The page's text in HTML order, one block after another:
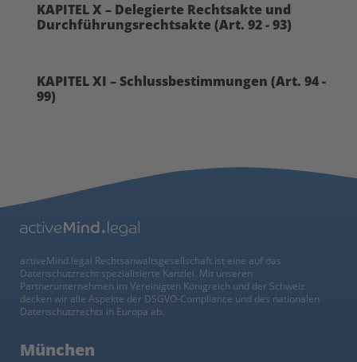
KAPITEL X – Delegierte Rechtsakte und
Durchführungsrechtsakte (Art. 92 - 93)
KAPITEL XI – Schlussbestimmungen (Art. 94 -
99)
activeMind.legal Rechtsanwaltsgesellschaft ist eine auf das
Datenschutzrecht spezialisierte Kanzlei. Mit unseren
Partnerunternehmen im Vereinigten Königreich und der Schweiz
decken wir alle Aspekte der DSGVO-Compliance und des nationalen
Datenschutzrechts in Europa ab.
München